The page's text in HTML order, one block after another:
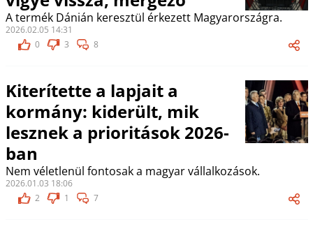
A termék Dánián keresztül érkezett Magyarországra.
2026.02.05 14:31
0
3 8
Kiterítette a lapjait a
kormány: kiderült, mik
lesznek a prioritások 2026-
ban
Nem véletlenül fontosak a magyar vállalkozások.
2026.01.03 18:06
2
1 7